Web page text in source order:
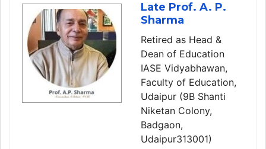
Late Prof. A. P.
Sharma
Retired as Head &
Dean of Education
IASE Vidyabhawan,
Faculty of Education,
Udaipur (9B Shanti
Niketan Colony,
Badgaon,
Udaipur313001)